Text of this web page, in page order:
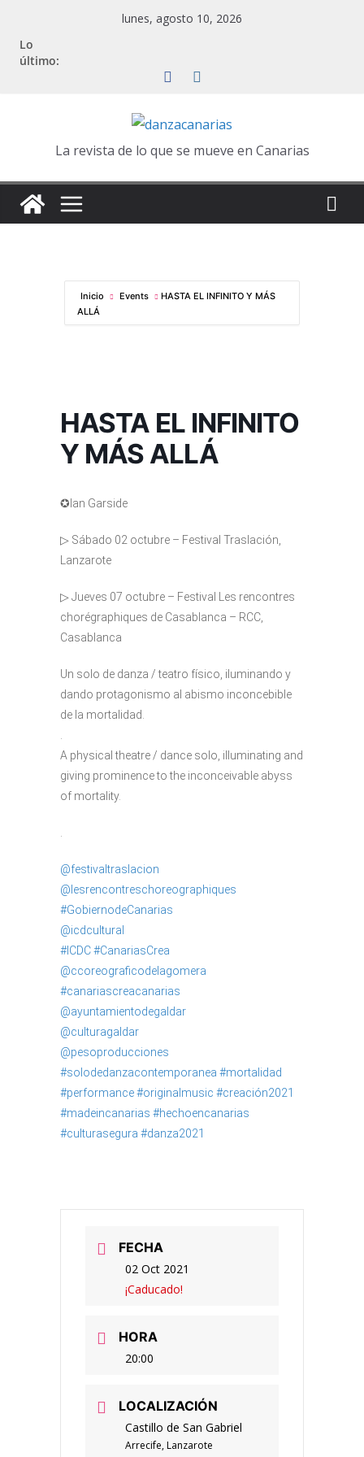
contenido
lunes, agosto 10, 2026
Lo
último:
La revista de lo que se mueve en Canarias
Inicio Events
HASTA EL INFINITO Y MÁS
ALLÁ
HASTA EL INFINITO
Y MÁS ALLÁ
✪Ian Garside
▷ Sábado 02 octubre – Festival Traslación,
Lanzarote
▷ Jueves 07 octubre – Festival Les rencontres
chorégraphiques de Casablanca – RCC,
Casablanca
Un solo de danza / teatro físico, iluminando y
dando protagonismo al abismo inconcebible
de la mortalidad.
A physical theatre / dance solo, illuminating and
giving prominence to the inconceivable abyss
of mortality.
@festivaltraslacion
@lesrencontreschoreographiques
#GobiernodeCanarias
@icdcultural
#ICDC#CanariasCrea
@ccoreograficodelagomera
#canariascreacanarias
@ayuntamientodegaldar
@culturagaldar
@pesoproducciones
#solodedanzacontemporanea #mortalidad
#performance#originalmusic #creación2021
#madeincanarias #hechoencanarias
#culturasegura #danza2021
FECHA
02 Oct 2021
¡Caducado!
HORA
20:00
LOCALIZACIÓN
Castillo de San Gabriel
Arrecife, Lanzarote